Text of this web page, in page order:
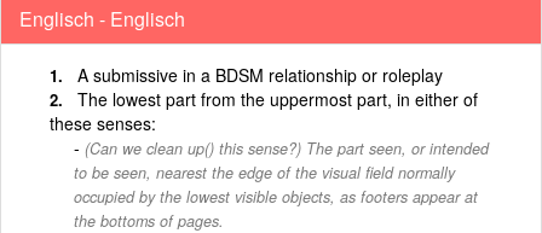
Englisch - Englisch
A submissive in a BDSM relationship or roleplay
The lowest part from the uppermost part, in either of
these senses:
(Can we clean up() this sense?) The part seen, or intended
to be seen, nearest the edge of the visual field normally
occupied by the lowest visible objects, as footers appear at
the bottoms of pages.